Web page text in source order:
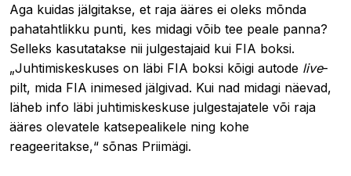
Aga kuidas jälgitakse, et raja ääres ei oleks mõnda
pahatahtlikku punti, kes midagi võib tee peale panna?
Selleks kasutatakse nii julgestajaid kui FIA boksi.
„Juhtimiskeskuses on läbi FIA boksi kõigi autode live-
pilt, mida FIA inimesed jälgivad. Kui nad midagi näevad,
läheb info läbi juhtimiskeskuse julgestajatele või raja
ääres olevatele katsepealikele ning kohe
reageeritakse,“ sõnas Priimägi.